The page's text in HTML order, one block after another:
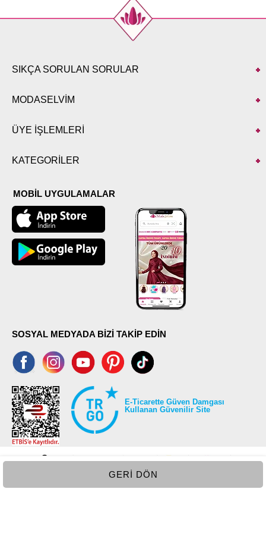
GERI DÖN
SIKÇA SORULAN SORULAR
MODASELVİM
ÜYE İŞLEMLERİ
KATEGORİLER
MOBİL UYGULAMALAR
SOSYAL MEDYADA BİZİ TAKİP EDİN
E-Ticarette Güven Damgası
Kullanan Güvenilir Site